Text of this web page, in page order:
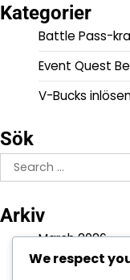
Kategorier
Battle Pass-
Event Quest
V-Bucks
Sök
Search
for:
Arkiv
March 2026
February 2026
We respect